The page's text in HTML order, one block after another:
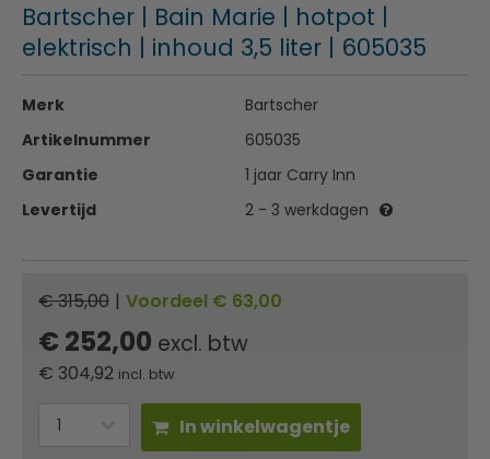
Bartscher | Bain Marie | hotpot |
elektrisch | inhoud 3,5 liter | 605035
Merk
Bartscher
Artikelnummer
605035
Garantie
1 jaar Carry Inn
Levertijd
2 - 3 werkdagen
€ 315,00 | Voordeel € 63,00
€ 252,00 excl. btw
€ 304,92 incl. btw
In winkelwagentje